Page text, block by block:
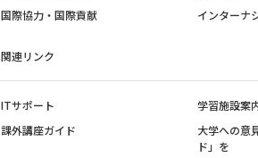
国際協力・国際貢献 インターナ
関連リンク
ITサポート
学習施設案
課外講座ガイド
大学への意
ド」を